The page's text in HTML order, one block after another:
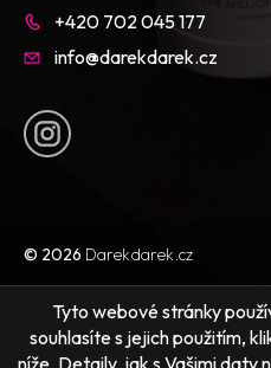
+420 702 045 177
info@darekdarek.cz
© 2026 Darekdarek.cz
Tyto webové stránky
souhlasíte s jejich použitím,
níže. Detaily, jak s Vašimi daty